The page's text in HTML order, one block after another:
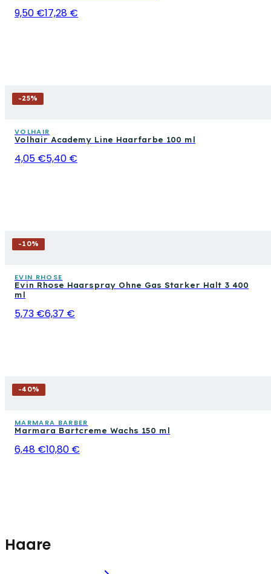
9,50 €17,28 €
-25%
VOLHAIR
Volhair Academy Line Haarfarbe 100 ml
4,05 €5,40 €
-10%
EVIN RHOSE
Evin Rhose Haarspray Ohne Gas Starker Halt 3 400
ml
5,73 €6,37 €
-40%
MARMARA BARBER
Marmara Bartcreme Wachs 150 ml
6,48 €10,80 €
Haare